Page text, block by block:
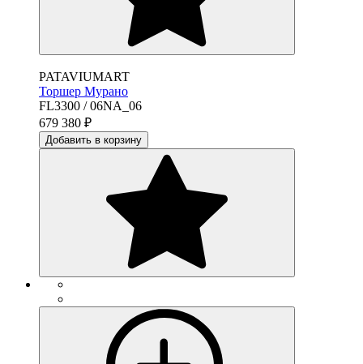
PATAVIUMART
Торшер Мурано
FL3300 / 06NA_06
679 380 ₽
Добавить в корзину